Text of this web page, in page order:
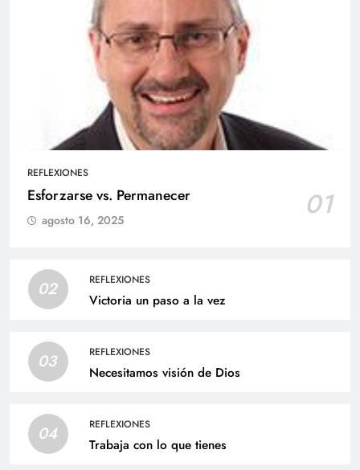
REFLEXIONES
Esforzarse vs. Permanecer 01
agosto 16, 2025
02 REFLEXIONES
Victoria un paso a la vez
03 REFLEXIONES
Necesitamos visión de Dios
04 REFLEXIONES
Trabaja con lo que tienes